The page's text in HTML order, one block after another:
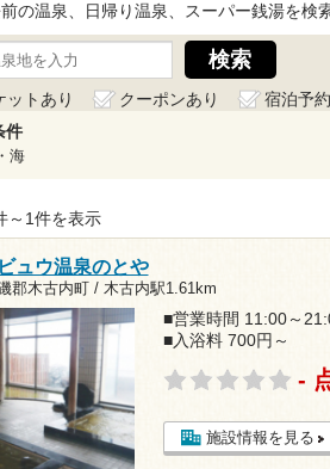
の温泉、日帰り温泉、スーパー銭湯を検
ットあり クーポンあり
宿泊予
件
海
～1件を表示
ュウ温泉のとや
郡木古内町 / 木古内駅1.61km
■営業時間 11:00～
■入浴料 700円～
-
施設情報を見る